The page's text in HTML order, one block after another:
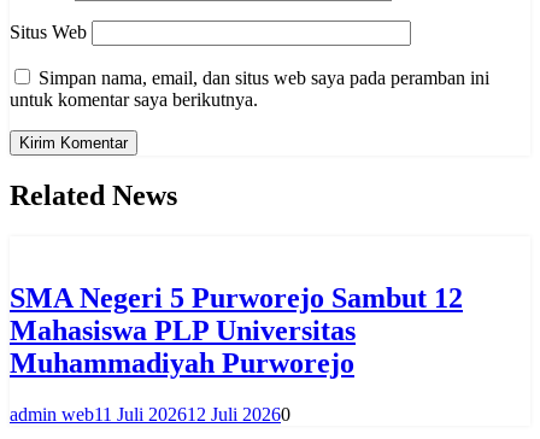
Situs Web
Simpan nama, email, dan situs web saya pada peramban ini
untuk komentar saya berikutnya.
Related News
SMA Negeri 5 Purworejo Sambut 12
Mahasiswa PLP Universitas
Muhammadiyah Purworejo
admin web11 Juli 202612 Juli 20260